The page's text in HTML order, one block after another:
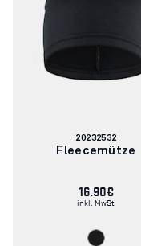
Artikelnummer:
20232532
Fleecemütze
16.90€
inkl. MwSt.